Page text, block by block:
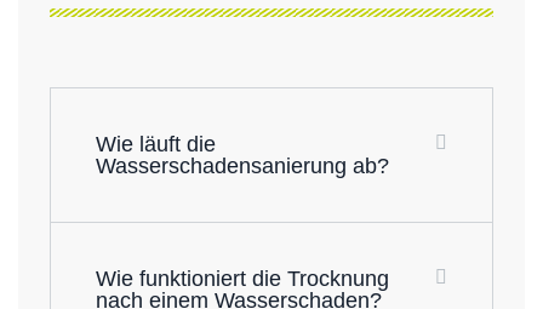
Wie läuft die
Wasserschadensanierung ab?
Wie funktioniert die Trocknung
nach einem Wasserschaden?